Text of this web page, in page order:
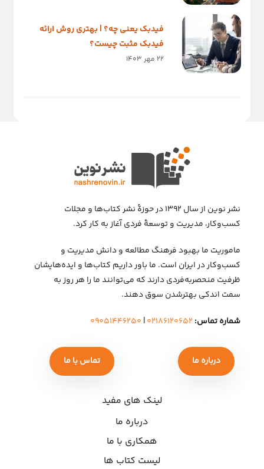
فیدبک یعنی چه؟ | بهتری روش ارائه
فیدبک مثبت چیست؟
22 مهر 1403
نشر نوین از سال ۱۳۹۲ در حوزهٔ نشر کتاب‌ها و مجلات
کسب‌وکار، مدیریت و توسعهٔ فردی آغاز به کار کرد.
ماموریت ما بهبود فرهنگ مطالعه و دانش مدیریت و
کسب‌وکار در ایران است. ما باور داریم کتاب‌ها و ایده‌هایشان
ظرفیت منحصربه‌فردی دارند که می‌توانند ما را هر روز به
سمت اندکی بهتر‌شدن سوق دهند.
شماره تماس: ۰۲۱۸۶۱۲۰۶۵۲| ۰۹۰۵۱۴۴۶۲۵۰
درباره ما تماس با ما
لینک های مفید
درباره ما
همکاری با ما
لیست کتاب ها